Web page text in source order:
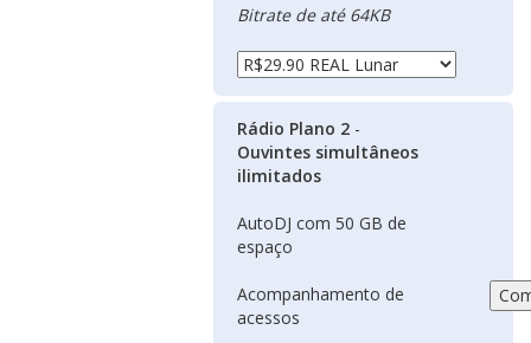
Bitrate de até 64KB
Rádio Plano 2 -
Ouvintes simultâneos
ilimitados
AutoDJ com 50 GB de
espaço
Acompanhamento de
acessos